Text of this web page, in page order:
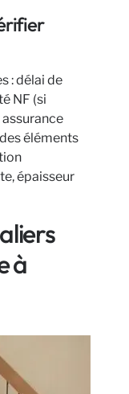
: délai de
NF (si
éléments
épaisseur
à